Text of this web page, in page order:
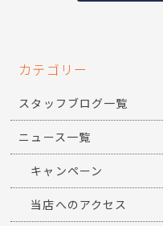
カテゴリー
スタッフブログ一覧
ニュース一覧
キャンペーン
当店へのアクセス